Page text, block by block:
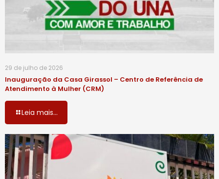
29 de julho de 2026
Inauguração da Casa Girassol – Centro de Referência de
Atendimento à Mulher (CRM)
Leia mais...